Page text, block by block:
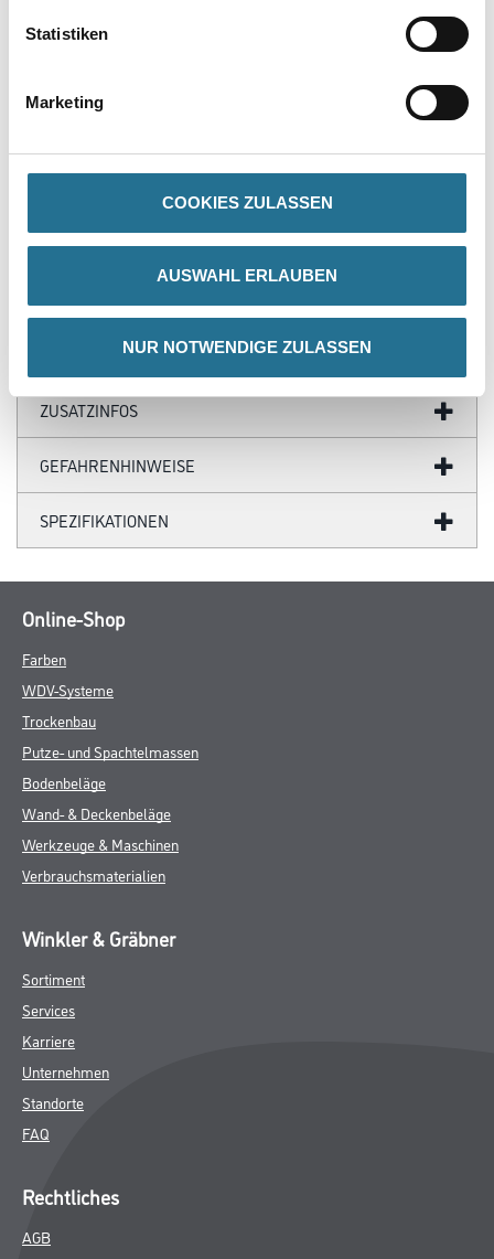
Statistiken
Marketing
COOKIES ZULASSEN
AUSWAHL ERLAUBEN
NUR NOTWENDIGE ZULASSEN
PRODUKTEIGENSCHAFTEN
Produkteigenschaft
ZUSATZINFOS
GEFAHRENHINWEISE
SPEZIFIKATIONEN
Online-Shop
Farben
WDV-Systeme
Trockenbau
Putze- und Spachtelmassen
Bodenbeläge
Wand- & Deckenbeläge
Werkzeuge & Maschinen
Verbrauchsmaterialien
Winkler & Gräbner
Sortiment
Services
Karriere
Unternehmen
Standorte
FAQ
Rechtliches
AGB